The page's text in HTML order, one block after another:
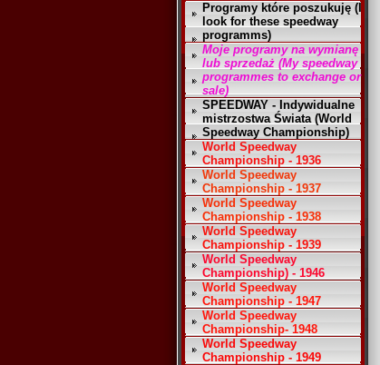
Programy które poszukuję (I
look for these speedway
programms)
Moje programy na wymianę
lub sprzedaż (My speedway
programmes to exchange or
sale)
SPEEDWAY - Indywidualne
mistrzostwa Świata (World
Speedway Championship)
World Speedway
Championship - 1936
World Speedway
Championship - 1937
World Speedway
Championship - 1938
World Speedway
Championship - 1939
World Speedway
Championship) - 1946
World Speedway
Championship - 1947
World Speedway
Championship- 1948
World Speedway
Championship - 1949